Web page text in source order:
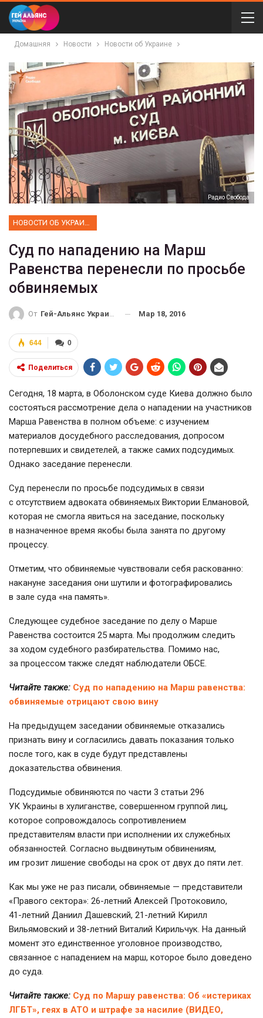
Домашняя Новости Новости об Украине
Радио Свобода
Суд по нападению на Марш
Равенства перенесли по просьбе
обвиняемых
От Гей-Альянс Украина Мар 18, 2016
0
644
Поделиться
Сегодня, 18 марта, в Оболонском суде Киева должно было
состояться рассмотрение дела о нападении на участников
Марша Равенства в полном объеме: с изучением
материалов досудебного расследования, допросом
потерпевших и свидетелей, а также самих подсудимых.
Однако заседание перенесли.
Суд перенесли по просьбе подсудимых в связи
с отсутствием адвоката обвиняемых Виктории Елмановой,
которая не смогла явиться на заседание, поскольку
в назначенное время якобы была занята по другому
процессу.
Отметим, что обвиняемые чувствовали себя раскованно:
накануне заседания они шутили и фотографировались
в зале суда «на память».
Следующее судебное заседание по делу о Марше
Равенства состоится 25 марта. Мы продолжим следить
за ходом судебного разбирательства. Помимо нас,
за процессом также следят наблюдатели ОБСЕ.
Читайте также: Суд по нападению на Марш равенства:
обвиняемые отрицают свою вину
На предыдущем заседании обвиняемые отказались
признать вину и согласились давать показания только
после того, как в суде будут представлены
доказательства обвинения.
Подсудимые обвиняются по части 3 статьи 296
УК Украины в хулиганстве, совершенном группой лиц,
которое сопровождалось сопротивлением
представителям власти при исполнении их служебных
обязанностей. Согласно выдвинутым обвинениям,
им грозит лишение свободы на срок от двух до пяти лет.
Как мы уже не раз писали, обвиняемые — представители
«Правого сектора»: 26-летний Алексей Протоковило,
41-летний Даниил Дашевский, 21-летний Кирилл
Вильямовский и 38-летний Виталий Кирильчук. На данный
момент это единственное уголовное производство,
связанное с нападением на марш, которое было доведено
до суда.
Читайте также: Суд по Маршу равенства: Об «истериках
ЛГБТ», геях в АТО и штрафе за насилие (ВИДЕО,